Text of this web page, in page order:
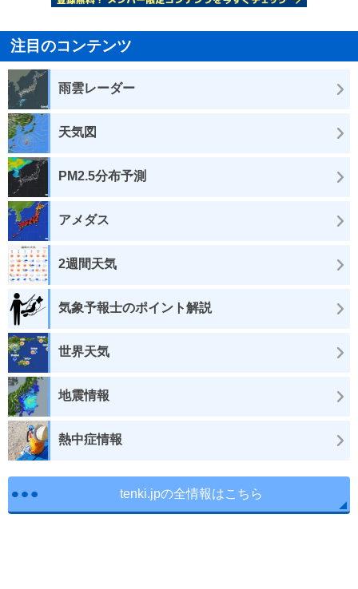
注目のコンテンツ
雨雲レーダー
天気図
PM2.5分布予測
アメダス
2週間天気
気象予報士のポイント解説
世界天気
地震情報
熱中症情報
tenki.jpの全情報はこちら